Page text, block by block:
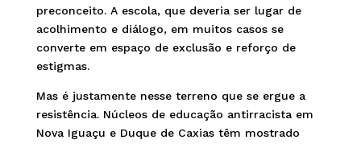
preconceito. A escola, que deveria ser lugar de
acolhimento e diálogo, em muitos casos se
converte em espaço de exclusão e reforço de
estigmas.
Mas é justamente nesse terreno que se ergue a
resistência. Núcleos de educação antirracista em
Nova Iguaçu e Duque de Caxias têm mostrado